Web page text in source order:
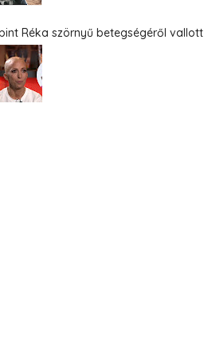
Réka szörnyű betegségéről vallott